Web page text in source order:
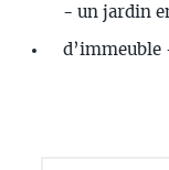
- un jardin
d’immeuble